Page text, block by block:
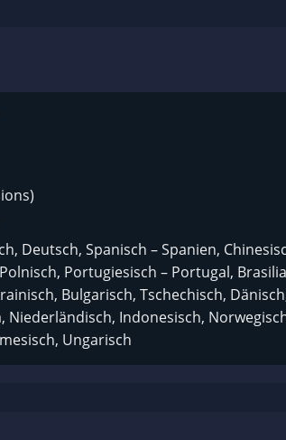
Deutsch, Spanisch – Spanien,
Portugiesisch – Portugal,
Bulgarisch, Tschechisch,
Niederländisch, Indonesisch,
Ungarisch